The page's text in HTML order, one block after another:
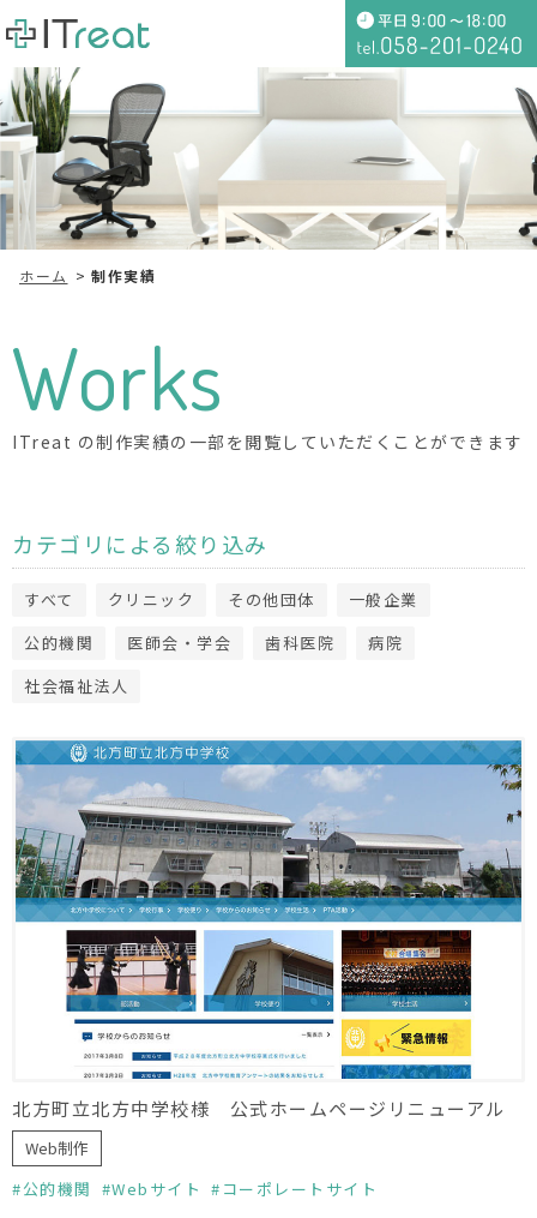
ホーム 制作実績
Works
ITreat の制作実績の一部を閲覧していただくことができます
カテゴリによる絞り込み
すべて クリニック その他団体
一般企業
公的機関
医師会・学会 歯科医院
病院
社会福祉法人
北方町立北方中学校様 公式ホームページリニューアル
Web制作
公的機関
Webサイト
コーポレートサイト